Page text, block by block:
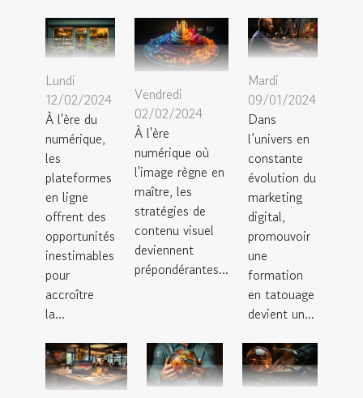
Lundi
12/02/2024
À l'ère du
numérique,
les
plateformes
en ligne
offrent des
opportunités
inestimables
pour
accroître
la...
Vendredi
02/02/2024
À l'ère
numérique où
l'image règne en
maître, les
stratégies de
contenu visuel
deviennent
prépondérantes...
Mardi
09/01/2024
Dans
l’univers en
constante
évolution du
marketing
digital,
promouvoir
une
formation
en tatouage
devient un...